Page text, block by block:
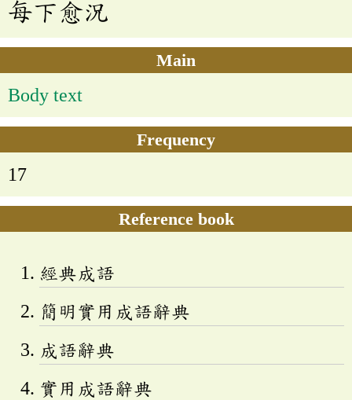
每下愈況
Main
Body text
Frequency
17
Reference book
經典成語
簡明實用成語辭典
成語辭典
實用成語辭典